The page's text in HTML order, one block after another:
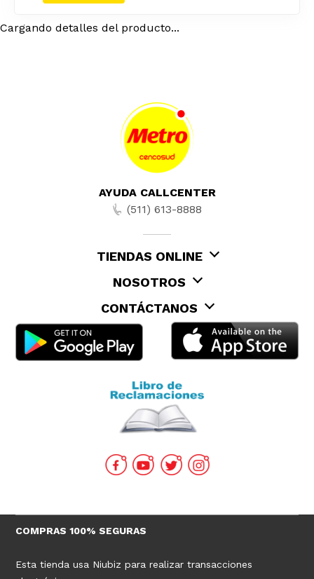
Cargando detalles del producto...
AYUDA CALLCENTER
(511) 613-8888
TIENDAS ONLINE
NOSOTROS
CONTÁCTANOS
COMPRAS 100% SEGURAS
Esta tienda usa Niubiz para realizar transacciones